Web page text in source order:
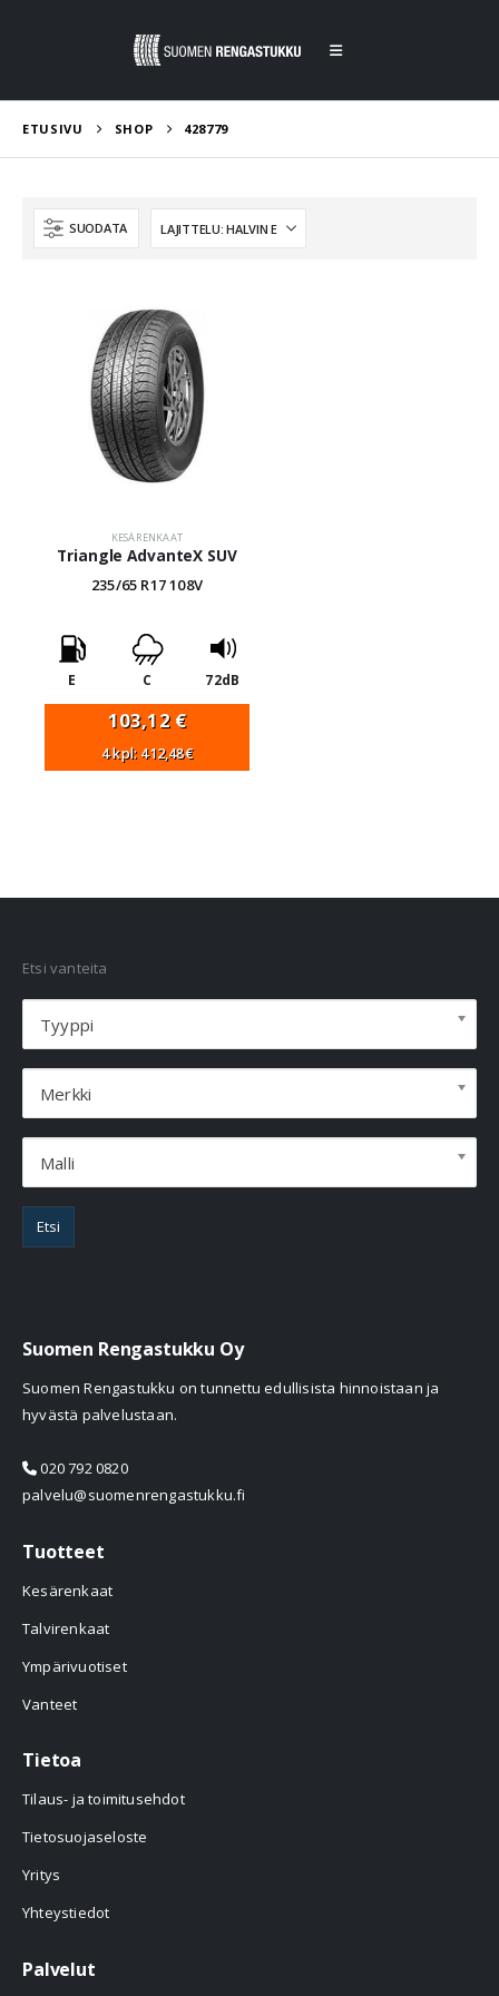
ETUSIVU SHOP 428779
SUODATA
KESÄRENKAAT
Triangle AdvanteX SUV
235/65 R17 108V
E C 72dB
103,12 €
4 kpl: 412,48€
Etsi vanteita
Tyyppi
Merkki
Malli
Etsi
Suomen Rengastukku Oy
Suomen Rengastukku on tunnettu edullisista hinnoistaan ja
hyvästä palvelustaan.
020 792 0820
palvelu@suomenrengastukku.fi
Tuotteet
Kesärenkaat
Talvirenkaat
Ympärivuotiset
Vanteet
Tietoa
Tilaus- ja toimitusehdot
Tietosuojaseloste
Yritys
Yhteystiedot
Palvelut